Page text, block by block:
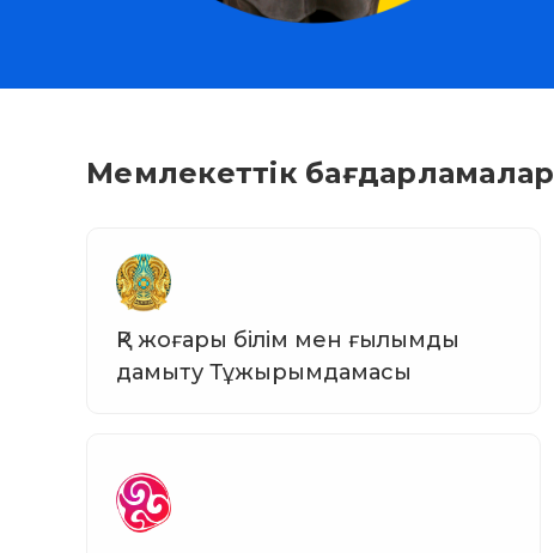
Мемлекеттік бағдарламалар
ҚР жоғары білім мен ғылымды
дамыту Тұжырымдамасы